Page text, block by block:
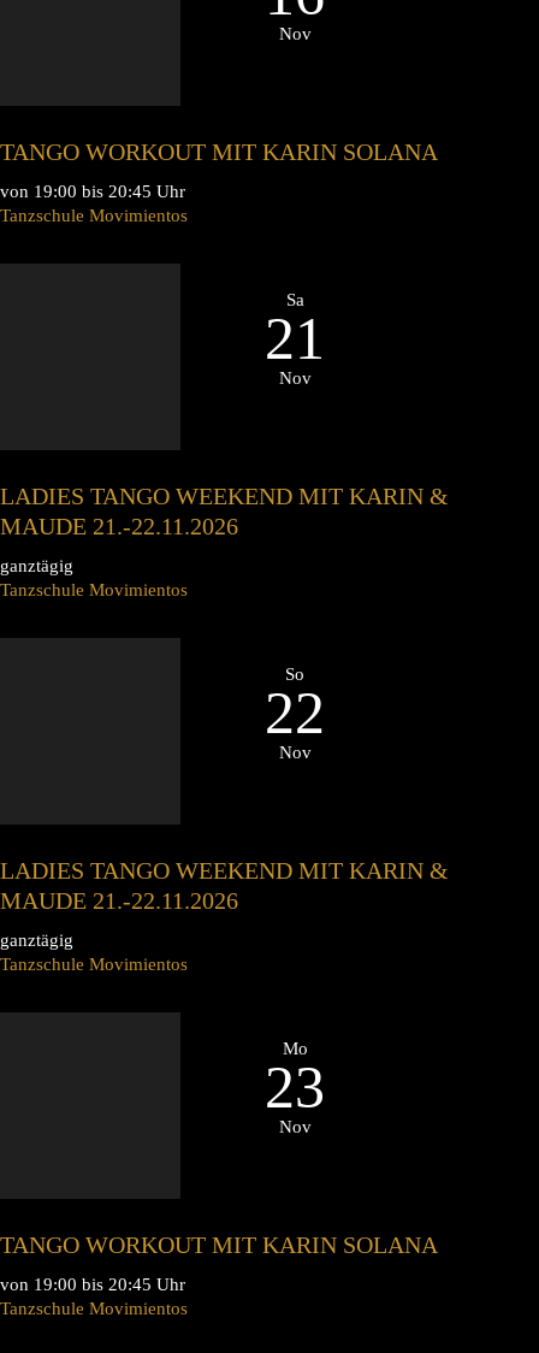
Nov
TANGO WORKOUT MIT KARIN SOLANA
von 19:00 bis 20:45 Uhr
Tanzschule Movimientos
Sa
21
Nov
LADIES TANGO WEEKEND MIT KARIN &
MAUDE 21.-22.11.2026
ganztägig
Tanzschule Movimientos
So
22
Nov
LADIES TANGO WEEKEND MIT KARIN &
MAUDE 21.-22.11.2026
ganztägig
Tanzschule Movimientos
Mo
23
Nov
TANGO WORKOUT MIT KARIN SOLANA
von 19:00 bis 20:45 Uhr
Tanzschule Movimientos